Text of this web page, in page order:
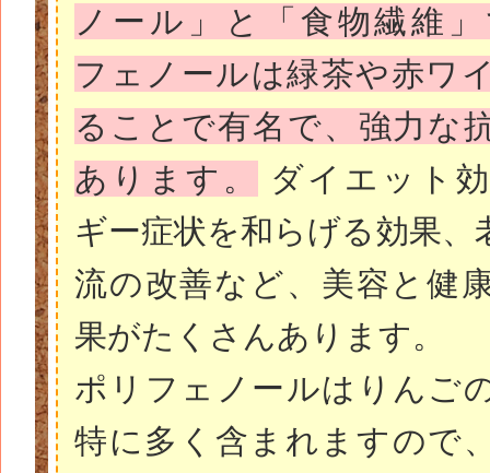
ノール」と「食物繊維
フェノールは緑茶や赤ワ
ることで有名で、強力な
あります。
ダイエット
ギー症状を和らげる効果、
流の改善など、美容と健
果がたくさんあります。
ポリフェノールはりんご
特に多く含まれますので